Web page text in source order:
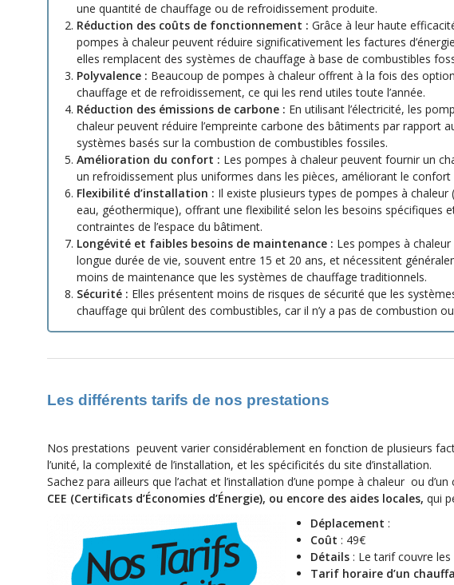
une quantité de chauffage ou de refroidissement produite.
Réduction des coûts de fonctionnement : Grâce à leur haute
pompes à chaleur peuvent réduire significativement les factures
elles remplacent des systèmes de chauffage à base de combustibles
Polyvalence : Beaucoup de pompes à chaleur offrent à la fois des
chauffage et de refroidissement, ce qui les rend utiles toute l’année.
Réduction des émissions de carbone : En utilisant l’électricité, les
chaleur peuvent réduire l’empreinte carbone des bâtiments par rapport
systèmes basés sur la combustion de combustibles fossiles.
Amélioration du confort : Les pompes à chaleur peuvent fournir un
un refroidissement plus uniformes dans les pièces, améliorant le confort
Flexibilité d’installation : Il existe plusieurs types de pompes à chaleur
eau, géothermique), offrant une flexibilité selon les besoins spécifiques
contraintes de l’espace du bâtiment.
Longévité et faibles besoins de maintenance : Les pompes à
longue durée de vie, souvent entre 15 et 20 ans, et nécessitent
moins de maintenance que les systèmes de chauffage traditionnels.
Sécurité : Elles présentent moins de risques de sécurité que les
chauffage qui brûlent des combustibles, car il n’y a pas de combustion
Les différents tarifs de nos prestations
Nos prestations peuvent varier considérablement en fonction de plusieurs
l’unité, la complexité de l’installation, et les spécificités du site d’installation.
Sachez para ailleurs que l’achat et l’installation d’une pompe à chaleur ou
CEE (Certificats d’Économies d’Énergie), ou encore des aides locales, qui
Déplacement :
Coût : 49€
Détails : Le tarif couvre
Tarif horaire d’un